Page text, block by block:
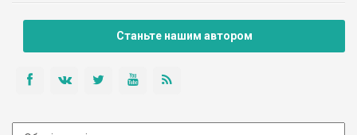
Станьте нашим автором